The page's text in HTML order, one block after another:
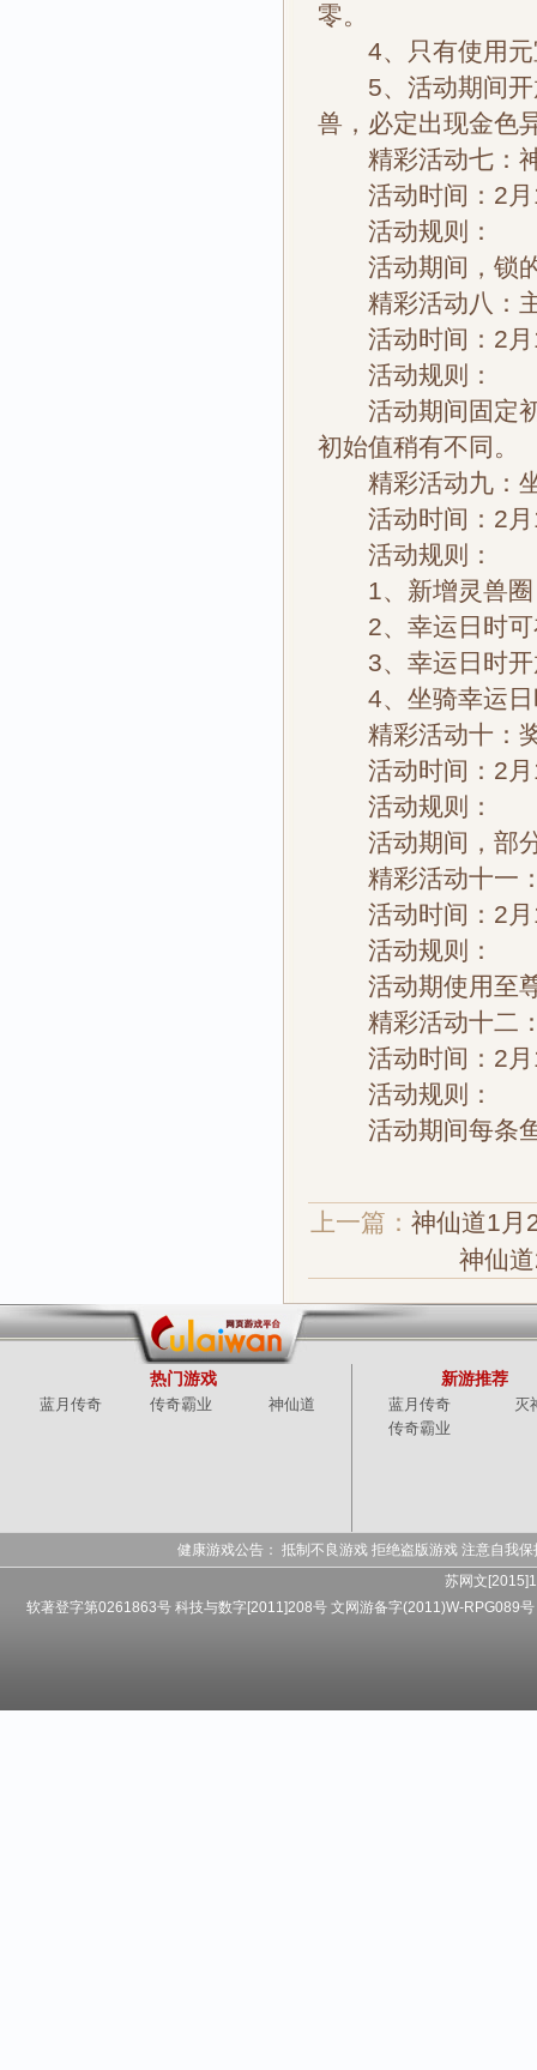
零。
4、只有使用元
5、活动期间开
兽，必定出现金色
精彩活动七：
活动时间：2月
活动规则：
活动期间，锁的
精彩活动八：
活动时间：2月
活动规则：
活动期间固定初
初始值稍有不同。
精彩活动九：
活动时间：2月
活动规则：
1、新增灵兽圈
2、幸运日时可
3、幸运日时开
4、坐骑幸运日
精彩活动十：
活动时间：2月
活动规则：
活动期间，部分
精彩活动十一：
活动时间：2月
活动规则：
活动期使用至尊
精彩活动十二：
活动时间：2月
活动规则：
活动期间每条鱼
上一篇： 神仙道1月
神仙
热门游戏
蓝月传奇 传奇霸业 神仙道
新游推荐
蓝月传奇
灭
传奇霸业
健康游戏公告： 抵制不良游戏 拒绝盗版游戏 注意自我
苏网文
软著登字第0261863号 科技与数字[2011]208号 文网游备字(2011)W-RPG089号